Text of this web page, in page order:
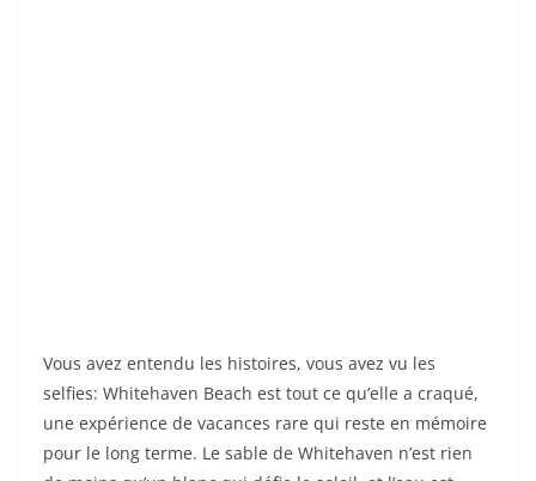
Vous avez entendu les histoires, vous avez vu les
selfies: Whitehaven Beach est tout ce qu’elle a craqué,
une expérience de vacances rare qui reste en mémoire
pour le long terme. Le sable de Whitehaven n’est rien